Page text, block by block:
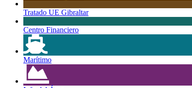
Tratado UE Gibraltar
Centro Financiero
Marítimo